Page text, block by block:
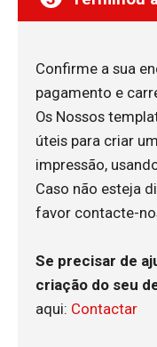
Confirme a sua
pagamento e
Os Nossos
úteis para criar
impressão,
Caso não esteja
favor contacte-
Se precisar de
criação do seu
aqui: Contactar